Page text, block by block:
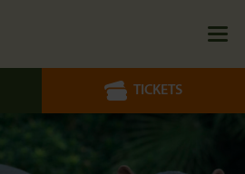
TICKETS